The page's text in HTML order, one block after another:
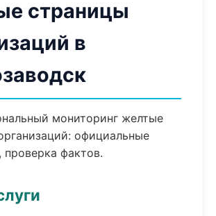
страницы
в
мониторинг желтые
официальные
проверка фактов.